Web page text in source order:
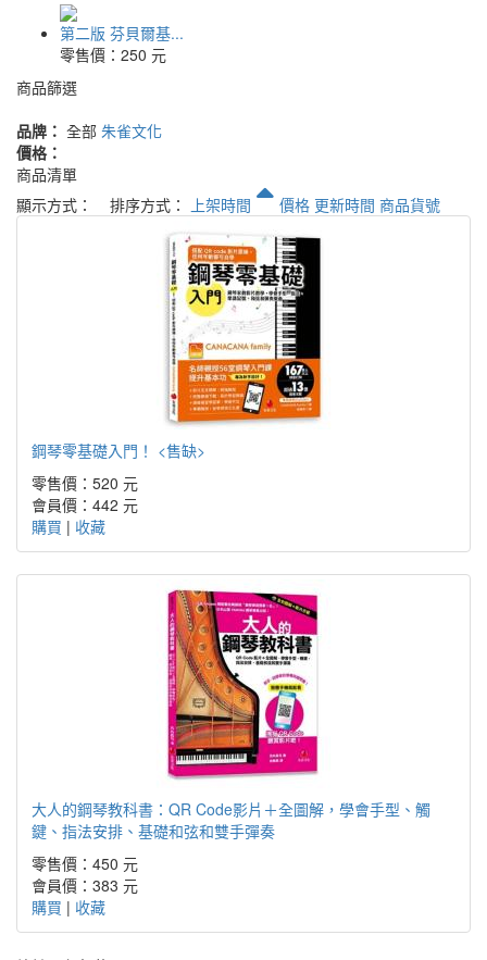
第二版 芬貝爾基...
零售價： 250 元
商品篩選
品牌： 全部 朱雀文化
價格：
商品清單
顯示方式：
排序方式： 上架時間 價格 更新時間 商品貨號
鋼琴零基礎入門！ <售缺>
零售價：520 元
會員價：442 元
購買 | 收藏
大人的鋼琴教科書：QR Code影片＋全圖解，學會手型、觸
鍵、指法安排、基礎和弦和雙手彈奏
零售價：450 元
會員價：383 元
購買 | 收藏